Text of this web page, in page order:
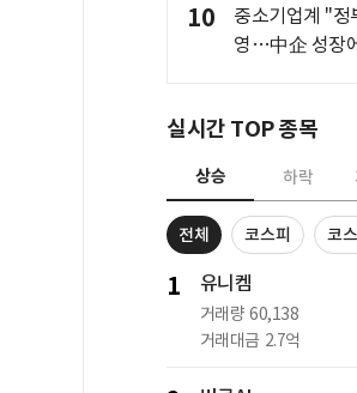
10
중소기업계 "정
영…中企 성장
실시간 TOP 종목
상승 하락
전체 코스피 코
1 유니켐
거래량 60,138
거래대금 2.7억